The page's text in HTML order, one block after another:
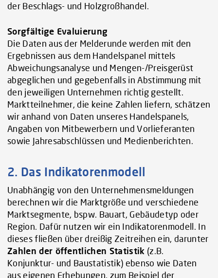
der Beschlags- und Holzgroßhandel.
Sorgfältige Evaluierung
Die Daten aus der Melderunde werden mit den
Ergebnissen aus dem Handelspanel mittels
Abweichungsanalyse und Mengen-/Preisgerüst
abgeglichen und gegebenfalls in Abstimmung mit
den jeweiligen Unternehmen richtig gestellt.
Marktteilnehmer, die keine Zahlen liefern, schätzen
wir anhand von Daten unseres Handelspanels,
Angaben von Mitbewerbern und Vorlieferanten
sowie Jahresabschlüssen und Medienberichten.
2. Das Indikatorenmodell
Unabhängig von den Unternehmensmeldungen
berechnen wir die Marktgröße und verschiedene
Marktsegmente, bspw. Bauart, Gebäudetyp oder
Region. Dafür nutzen wir ein Indikatorenmodell. In
dieses fließen über dreißig Zeitreihen ein, darunter
Zahlen der öffentlichen Statistik (z.B.
Konjunktur- und Baustatistik) ebenso wie Daten
aus eigenen Erhebungen, zum Beispiel der